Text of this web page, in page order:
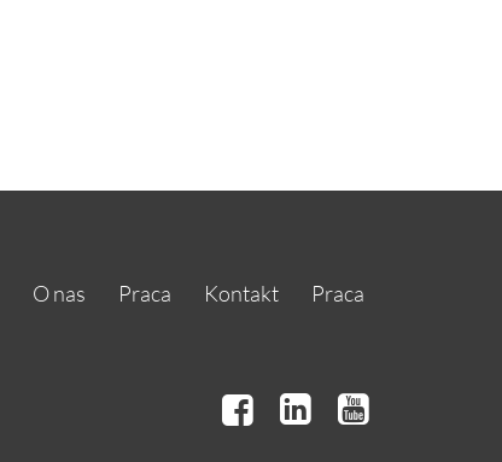
O nas Praca Kontakt Praca